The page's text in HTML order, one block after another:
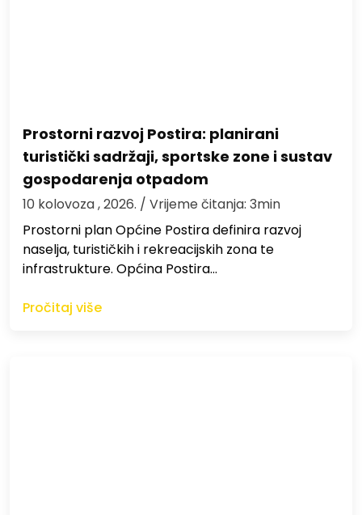
Prostorni razvoj Postira: planirani
turistički sadržaji, sportske zone i sustav
gospodarenja otpadom
10 kolovoza , 2026. / Vrijeme čitanja: 3min
Prostorni plan Općine Postira definira razvoj
naselja, turističkih i rekreacijskih zona te
infrastrukture. Općina Postira…
Pročitaj više